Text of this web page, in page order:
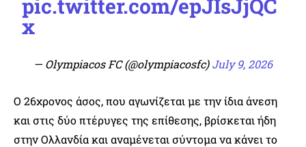
pic.twitter.com/epJIsJjQC
x
— Olympiacos FC (@olympiacosfc)July 9, 2026
Ο 26χρονος άσος, που αγωνίζεται με την ίδια άνεση
και στις δύο πτέρυγες της επίθεσης, βρίσκεται ήδη
στην Ολλανδία και αναμένεται σύντομα να κάνει το